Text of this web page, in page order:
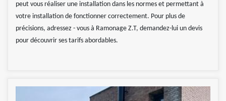
peut vous réaliser une installation dans les normes et permettant à
votre installation de fonctionner correctement. Pour plus de
précisions, adressez - vous à Ramonage Z.T, demandez-lui un devis
pour découvrir ses tarifs abordables.